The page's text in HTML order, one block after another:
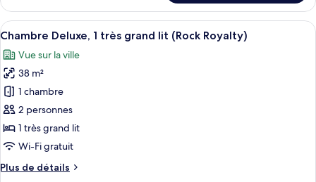
grands
lits
(Rock
Royalty)
le
type
de
Chambre
Deluxe,
grands
lits
(Rock
Royalty)
Afficher
toutes
les
photos
pour
ce
type
de
chambre :
Chambre
Une chambre d’hôtel avec un lit, un
6
Chambre Deluxe, 1 très grand lit (Rock Royalty)
Vue sur la ville
38 m²
1 chambre
2 personnes
1 très grand lit
Wi-Fi gratuit
Plus de détails
Plus